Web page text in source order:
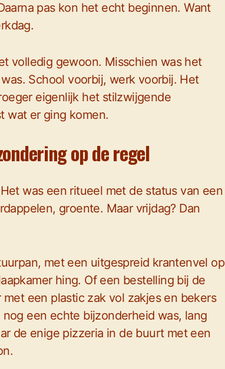
pas kon het echt beginnen. Want
volledig gewoon. Misschien was het
School voorbij, werk voorbij. Het
eigenlijk het stilzwijgende
wat er ging komen.
op de regel
was een ritueel met de status van een
groente. Maar vrijdag? Dan
met een uitgespreid krantenvel op
hing. Of een bestelling bij de
een plastic zak vol zakjes en bekers
een echte bijzonderheid was, lang
de enige pizzeria in de buurt met een